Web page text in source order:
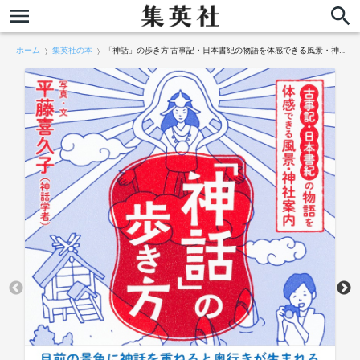
ホーム 集英社の本 「神話」の歩き方 古事記・日本書紀の物語を体感できる風景・神社案内